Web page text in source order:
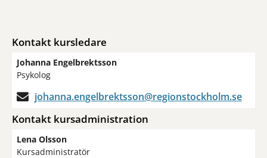
Kontakt kursledare
Johanna Engelbrektsson
Psykolog
johanna.engelbrektsson@regionstockholm.se
Kontakt kursadministration
Lena Olsson
Kursadministratör